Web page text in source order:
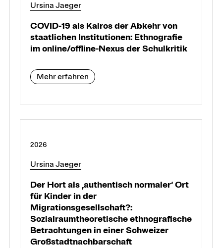
Ursina Jaeger
COVID-19 als Kairos der Abkehr von
staatlichen Institutionen: Ethnografie
im online/offline-Nexus der Schulkritik
Mehr erfahren
2026
Ursina Jaeger
Der Hort als ‚authentisch normaler‘ Ort
für Kinder in der
Migrationsgesellschaft?:
Sozialraumtheoretische ethnografische
Betrachtungen in einer Schweizer
Großstadtnachbarschaft